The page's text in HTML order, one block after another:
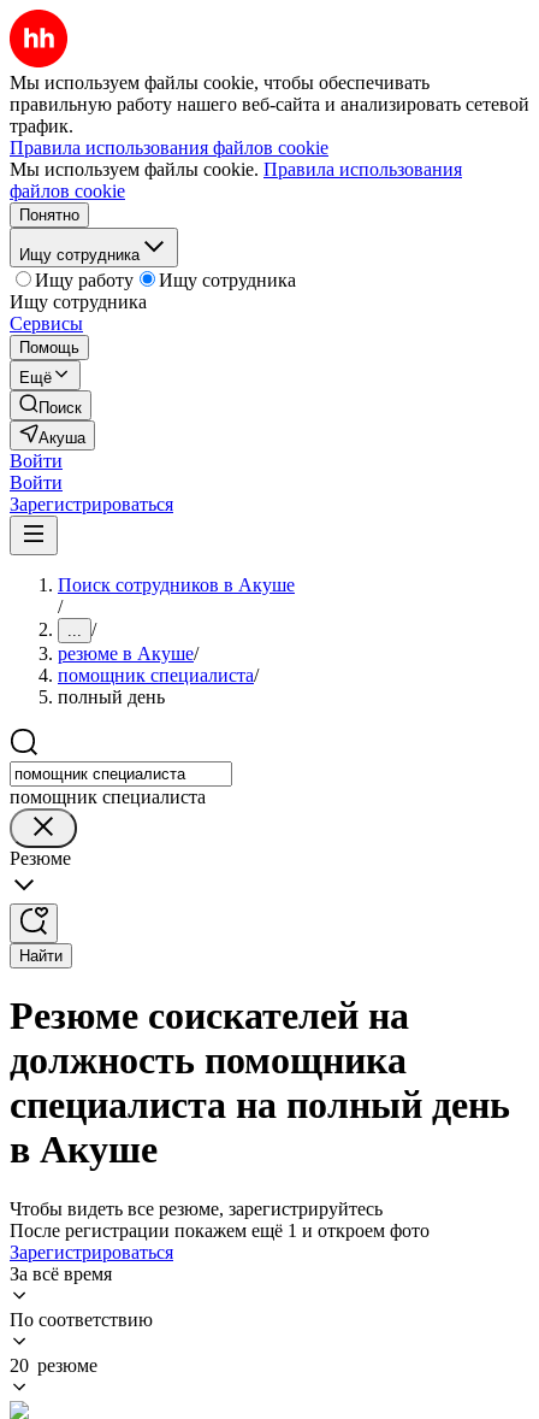
Мы используем файлы cookie, чтобы обеспечивать
правильную работу нашего веб-сайта и анализировать сетевой
трафик.
Правила использования файлов cookie
Мы используем файлы cookie. Правила использования
файлов cookie
Понятно
Ищу сотрудника
Ищу работу
Ищу сотрудника
Ищу сотрудника
Сервисы
Помощь
Ещё
Поиск
Акуша
Войти
Войти
Зарегистрироваться
Поиск сотрудников в Акуше
/
... /
резюме в Акуше/
помощник специалиста/
полный день
помощник специалиста
Резюме
Найти
Резюме соискателей на
должность помощника
специалиста на полный день
в Акуше
Чтобы видеть все резюме, зарегистрируйтесь
После регистрации покажем ещё 1 и откроем фото
Зарегистрироваться
За всё время
По соответствию
20 резюме